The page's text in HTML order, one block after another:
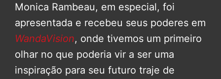
Monica Rambeau, em especial, foi
apresentada e recebeu seus poderes em
WandaVision, onde tivemos um primeiro
olhar no que poderia vir a ser uma
inspiração para seu futuro traje de